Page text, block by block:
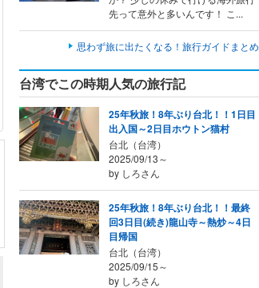
先って意外と多いんです！ こ...
思わず旅に出たくなる！旅行ガイドまとめ
台湾でこの時期人気の旅行記
25年秋旅！8年ぶり台北！！1日目
出入国～2日目ホウトン猫村
台北（台湾）
2025/09/13～
by しろさん
25年秋旅！8年ぶり台北！！最終
回3日目(続き)龍山寺～熱炒～4日
目帰国
台北（台湾）
2025/09/15～
by しろさん